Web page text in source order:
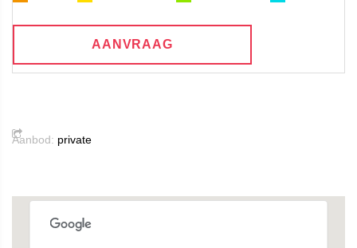
AANVRAAG
Aanbod: private